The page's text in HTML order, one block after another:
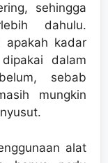
sehingga
dahulu.
apakah kadar
dalam
sebab
mungkin
alat